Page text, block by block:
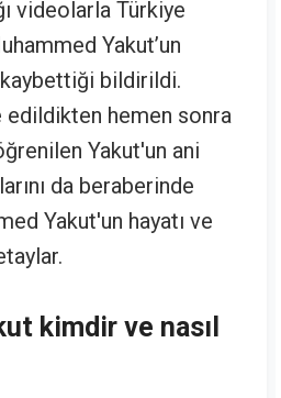
videolarla Türkiye
Yakut’un
kaybettiği bildirildi.
edildikten hemen sonra
Yakut'un ani
da beraberinde
Yakut'un hayatı ve
kimdir ve nasıl